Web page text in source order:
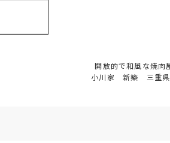
開放的で和風な焼
小川家 新築 三重県